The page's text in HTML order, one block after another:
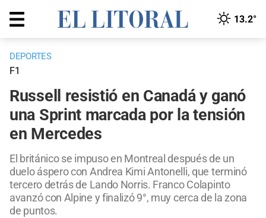
13.2°
DEPORTES
F1
Russell resistió en Canadá y ganó
una Sprint marcada por la tensión
en Mercedes
El británico se impuso en Montreal después de un
duelo áspero con Andrea Kimi Antonelli, que terminó
tercero detrás de Lando Norris. Franco Colapinto
avanzó con Alpine y finalizó 9°, muy cerca de la zona
de puntos.